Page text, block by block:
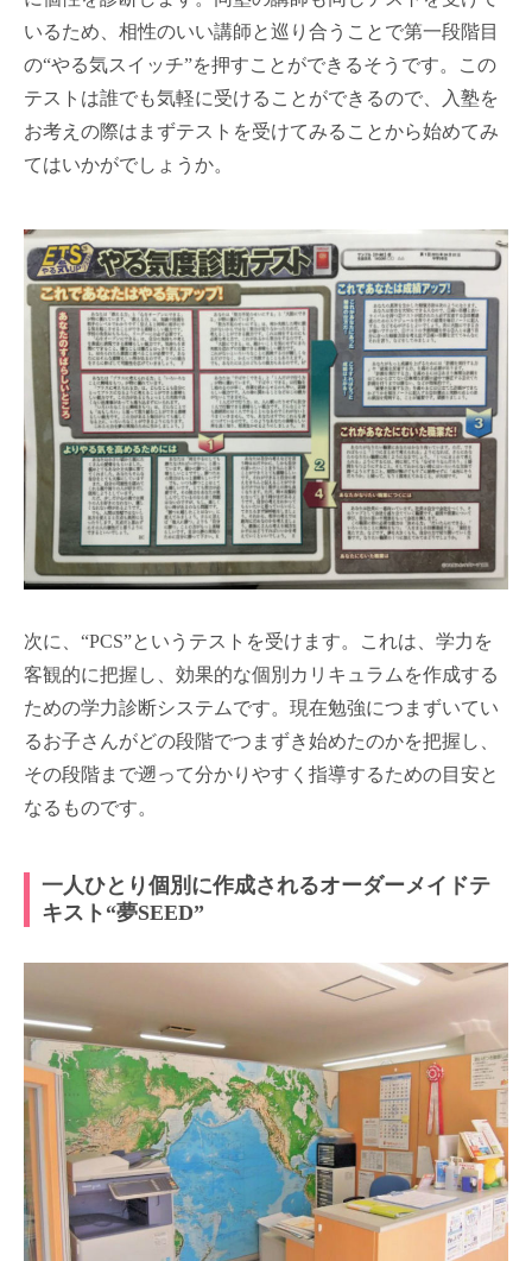
いるため、相性のいい講師と巡り合うことで第一段階目
の“やる気スイッチ”を押すことができるそうです。この
テストは誰でも気軽に受けることができるので、入塾を
お考えの際はまずテストを受けてみることから始めてみ
てはいかがでしょうか。
次に、“PCS”というテストを受けます。これは、学力を
客観的に把握し、効果的な個別カリキュラムを作成する
ための学力診断システムです。現在勉強につまずいてい
るお子さんがどの段階でつまずき始めたのかを把握し、
その段階まで遡って分かりやすく指導するための目安と
なるものです。
一人ひとり個別に作成されるオーダーメイドテ
キスト“夢SEED”